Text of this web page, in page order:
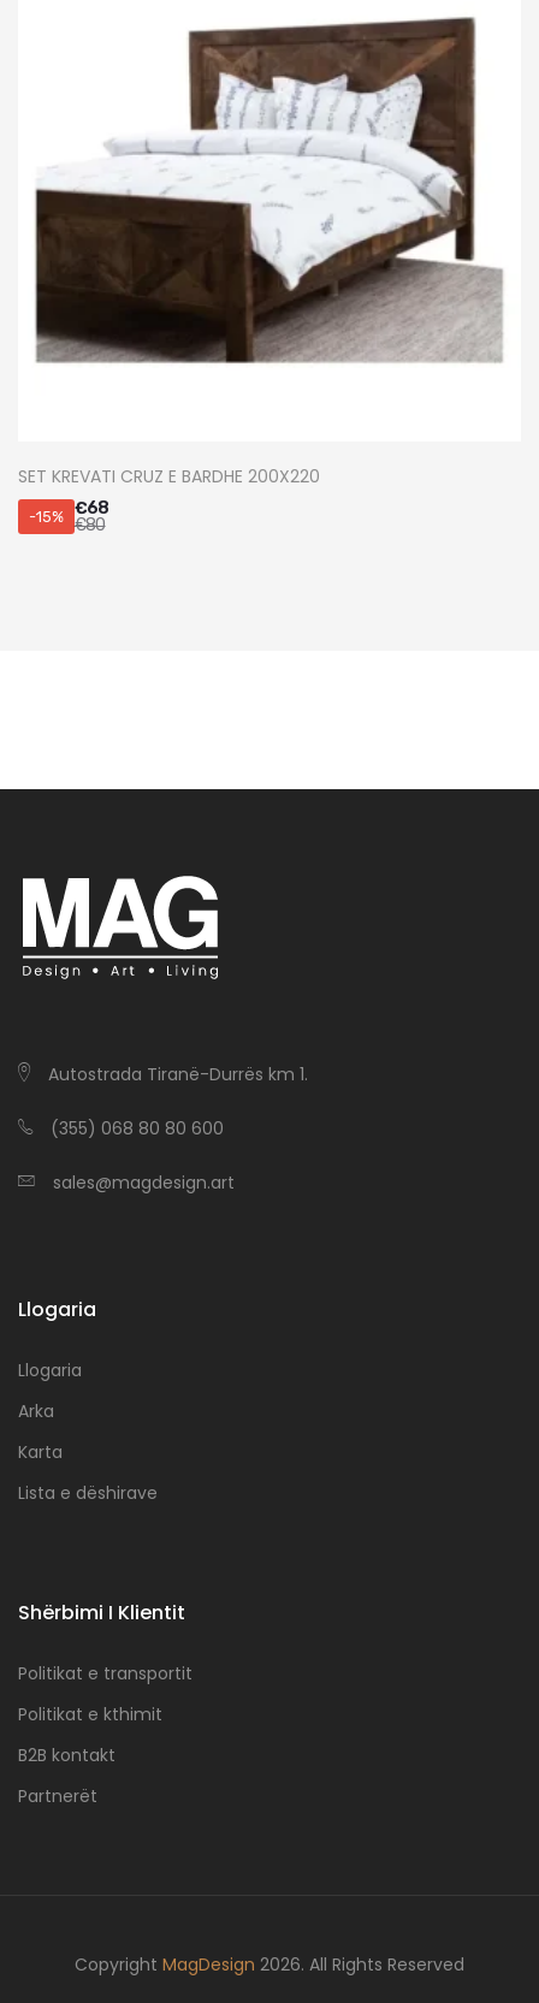
SET KREVATI CRUZ E BARDHE 200X220
-15% €68
€80
Autostrada Tiranë-Durrës km 1.
(355) 068 80 80 600
sales@magdesign.art
Llogaria
Llogaria
Arka
Karta
Lista e dëshirave
Shërbimi I Klientit
Politikat e transportit
Politikat e kthimit
B2B kontakt
Partnerët
Copyright MagDesign 2026. All Rights Reserved